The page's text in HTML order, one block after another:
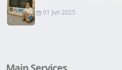
01 Jun 2025